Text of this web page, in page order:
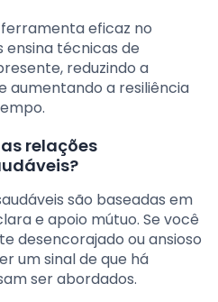
eficaz no
ensina técnicas de
reduzindo a
aumentando a resiliência
relações
são baseadas em
e apoio mútuo. Se você
desencorajado ou ansioso
um sinal de que há
ser abordados.